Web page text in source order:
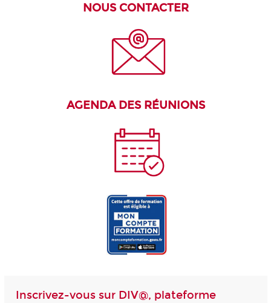
NOUS CONTACTER
AGENDA DES RÉUNIONS
Inscrivez-vous sur DIV@, plateforme